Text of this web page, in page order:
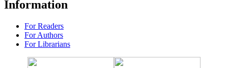
Information
For Readers
For Authors
For Librarians